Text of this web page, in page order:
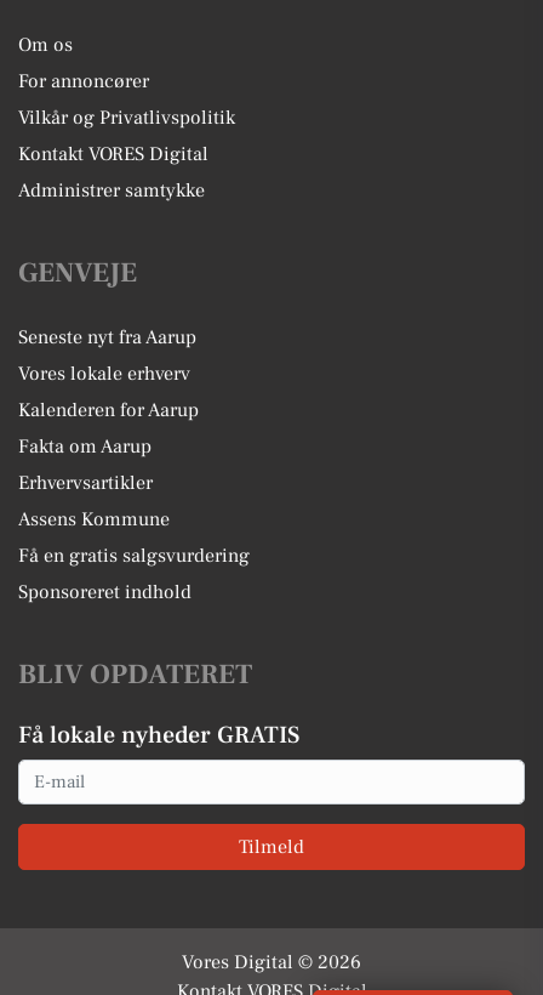
Om os
For annoncører
Vilkår og Privatlivspolitik
Kontakt VORES Digital
Administrer samtykke
GENVEJE
Seneste nyt fra Aarup
Vores lokale erhverv
Kalenderen for Aarup
Fakta om Aarup
Erhvervsartikler
Assens Kommune
Få en gratis salgsvurdering
Sponsoreret indhold
BLIV OPDATERET
Få lokale nyheder GRATIS
Email
Tilmeld
Vores Digital © 2026